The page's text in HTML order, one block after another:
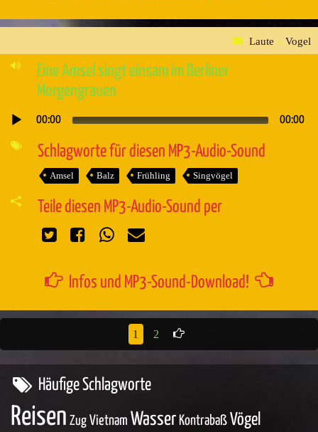
Laute » Vogel
Eine Amsel singt einsam im Berliner
Morgengrauen
Audio-
00:00 00:00
Schlagworte für diesen MP3-Audio-Sound
Amsel Balz Frühling Singvögel
Teile diesen MP3-Audio-Sound per
Infos und MP3-Sound-Download!
1 2
Häufige Schlagworte
Reisen Zug Vietnam Wasser Kontrabaß Vögel